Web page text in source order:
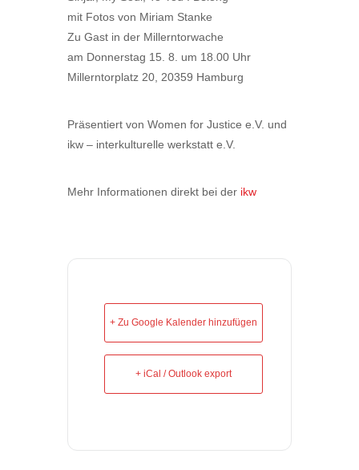
mit Fotos von Miriam Stanke
Zu Gast in der Millerntorwache
am Donnerstag 15. 8. um 18.00 Uhr
Millerntorplatz 20, 20359 Hamburg
Präsentiert von Women for Justice e.V. und
ikw – interkulturelle werkstatt e.V.
Mehr Informationen direkt bei der ikw
+ Zu Google Kalender hinzufügen
+ iCal / Outlook export